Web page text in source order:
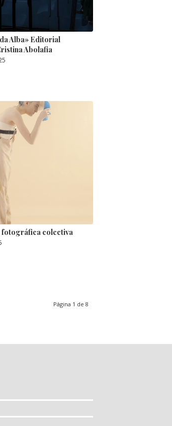
Alba» Editorial
Abolafia
colectiva
Página 1 de 8